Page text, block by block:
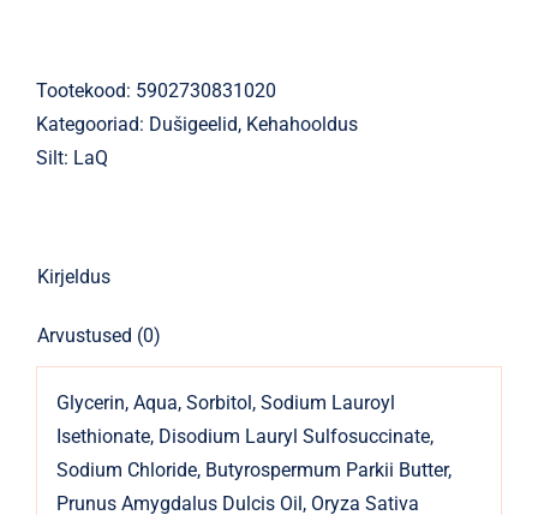
lastele
Natural
Tootekood: 5902730831020
Kategooriad: Dušigeelid, Kehahooldus
Silt: LaQ
Kirjeldus
Arvustused (0)
Glycerin, Aqua, Sorbitol, Sodium Lauroyl
Isethionate, Disodium Lauryl Sulfosuccinate,
Sodium Chloride, Butyrospermum Parkii Butter,
Prunus Amygdalus Dulcis Oil, Oryza Sativa